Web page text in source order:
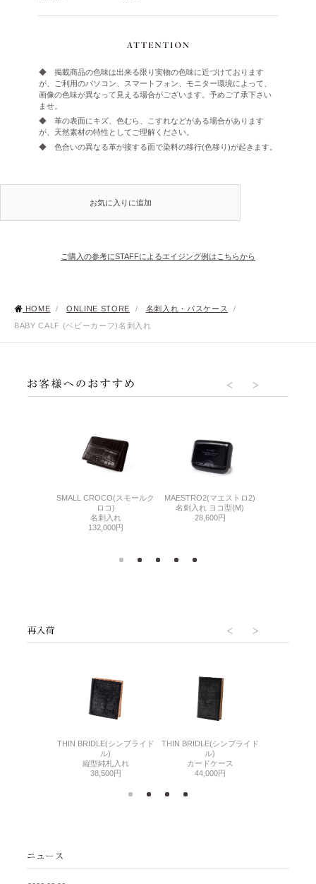
◆ 掲載商品の色味は出来る限り実物の色味に近づけております
が、ご利用のパソコン、スマートフォン、モニター環境によって、
画像の色味が異なって見える場合がございます。予めご了承下さい
ませ。
◆ 革の表面にキズ、色むら、こすれなどがある場合があります
が、天然素材の特性としてご理解ください。
◆ 色合いの異なる革が接する面で染料の移行(色移り)が起きます。
お気に入りに追加
ご購入の参考にSTAFFによるエイジング例はこちらから
HOME / ONLINE STORE / 名刺入れ・パスケース
/
BABY CALF (ベビーカーフ)名刺入れ
SMALL CROCO(スモールク
ロコ)
名刺入れ
132,000円
MAESTRO2(マエストロ2)
名刺入れ ヨコ型(M)
28,600円
THIN BRIDLE(シンブライド
ル)
縦型純札入れ
38,500円
THIN BRIDLE(シンブライド
ル)
カードケース
44,000円